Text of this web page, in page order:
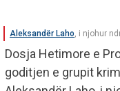
Aleksandër Laho, i njohur
Dosja Hetimore e
goditjen e grupit